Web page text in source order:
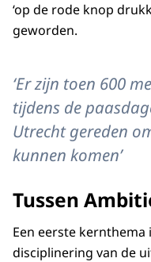
‘op de rode knop
geworden.
‘Er zijn toen 600
tijdens de
Utrecht gereden
kunnen komen’
Tussen
Een eerste
disciplinering van de